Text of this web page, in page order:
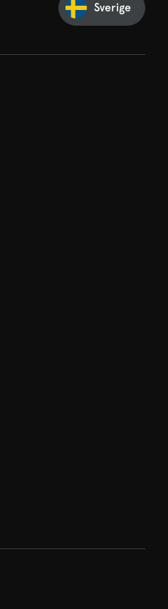
Sverige